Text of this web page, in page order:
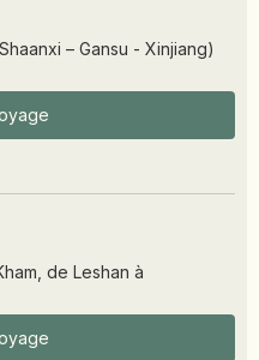
– Gansu - Xinjiang)
de Leshan à